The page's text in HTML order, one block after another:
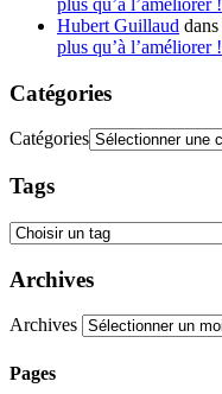
plus qu’à l’améliorer !
Hubert Guillaud dans
plus qu’à l’améliorer !
Catégories
Catégories
Tags
Archives
Archives
Pages